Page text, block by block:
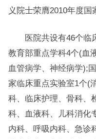
义院士荣膺2010年度国
医院共设有46个临床
教育部重点学科4个(血
血管病学、神经病学);
家临床重点实验室1个(
科、临床护理、骨科、
科、血液科、儿科消化
内科、呼吸内科、急诊